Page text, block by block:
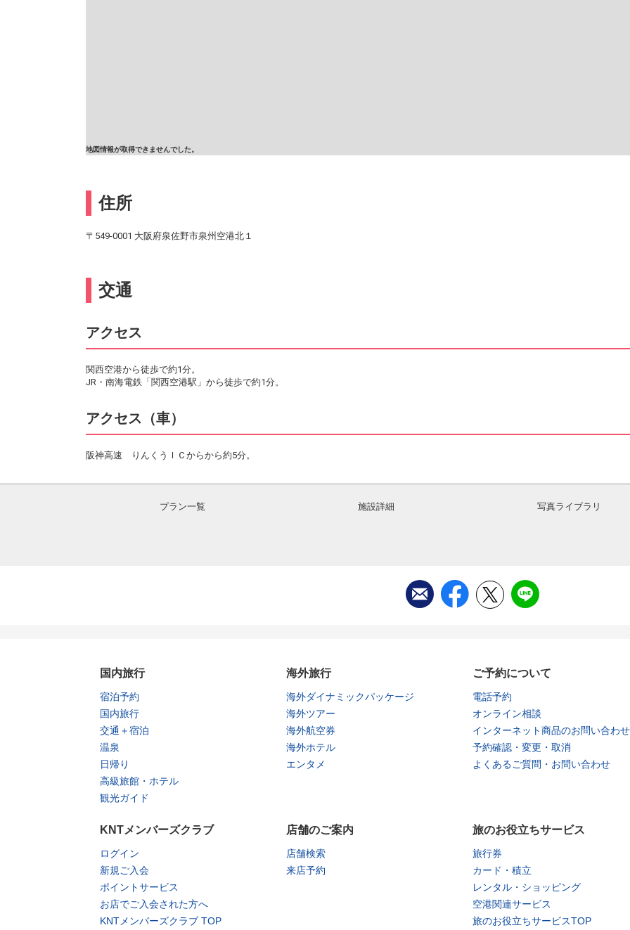
地図情報が取得できませんでした。
住所
〒549-0001 大阪府泉佐野市泉州空港北１
交通
アクセス
関西空港から徒歩で約1分。
JR・南海電鉄「関西空港駅」から徒歩で約1分。
アクセス（車）
阪神高速 りんくうＩＣからから約5分。
プラン一覧 施設詳細 写真ライブラリ
国内旅行
宿泊予約
国内旅行
交通＋宿泊
温泉
日帰り
高級旅館・ホテル
観光ガイド
海外旅行
海外ダイナミックパッケージ
海外ツアー
海外航空券
海外ホテル
エンタメ
ご予約について
電話予約
オンライン相談
インターネット商品のお問い合わせ
予約確認・変更・取消
よくあるご質問・お問い合わせ
KNTメンバーズクラブ
ログイン
新規ご入会
ポイントサービス
お店でご入会された方へ
KNTメンバーズクラブ TOP
店舗のご案内
店舗検索
来店予約
旅のお役立ちサービス
旅行券
カード・積立
レンタル・ショッピング
空港関連サービス
旅のお役立ちサービスTOP